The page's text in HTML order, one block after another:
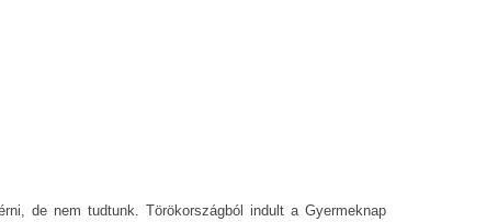
de nem tudtunk. Törökországból indult a Gyermeknap